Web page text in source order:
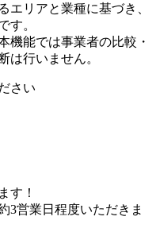
リアと業種に基づき、
す。
機能では事業者の比較・
は行いません。
さい
す！
3営業日程度いただきま